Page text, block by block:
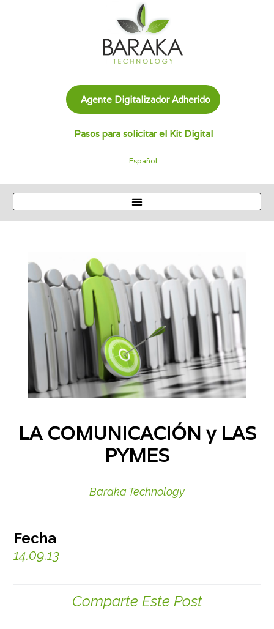
Agente Digitalizador Adherido
Pasos para solicitar el Kit Digital
Español
LA COMUNICACIÓN y LAS
PYMES
Baraka Technology
Fecha
14.09.13
Comparte Este Post